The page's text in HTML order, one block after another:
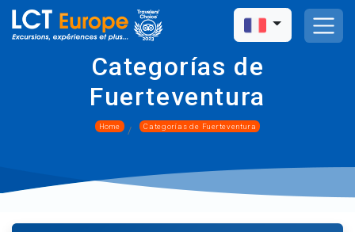
Categorías de
Fuerteventura
Home Categorías de Fuerteventura